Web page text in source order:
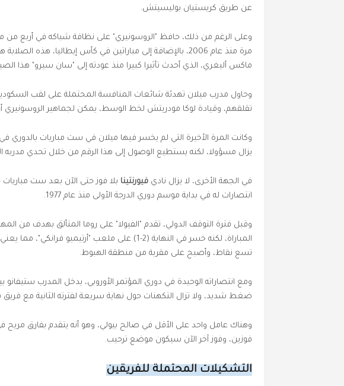
عن طريق كريستيان بوليسيتش.
وعلى الرغم من ذلك، حافظ "الروسونيري" على نظافة شباكه في أربع من
مرة منذ عام 2006، بالإضافة إلى مباراتين في كأس إيطاليا،
ماكس أليغري، الذي أحدث تأثيرا كبيرا منذ عودته إلى "سان سيرو" هذا
وحاول مدرب ميلان تهدئة شائعات المنافسة المحتملة على لقب
تقلقهم، وقيادة لوكا مودريتش لخط الوسط، يمكن لجماهير الروسونيري
يزال مسؤولا، لكنه يستطيع الوصول إلى هذا الرقم من خلال تحدي مدربه
في الجهة الأخرى، لا يزال ناديفيورنتينا بلا فوز حتى الآن بعد ست
انتصارات له في بداية موسم دوري الدرجة الأولى منذ عام 1977.
وقبل فترة التوقف الدولي، تقدم "الفيولا" على روما المتألق بهدف من
المباراة، لكنه خسر في النهاية (2-1) على ملعب "أرتيميو
تسع نقاط، وأصبح على مقربة من منطقة الهبوط.
ضغط شديد، ولا تزال التكهنات حول نهاية سريعة لفترته الثانية مع
فوزين، وفوز آخر الآن سيكون موضع ترحيب.
التشكيلات المحتملة للفريقين